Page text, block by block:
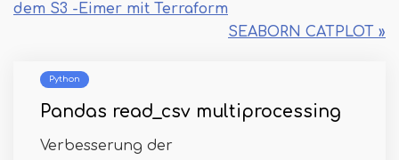
dem S3 -Eimer mit Terraform
SEABORN CATPLOT »
Python
Pandas read_csv multiprocessing
Verbesserung der